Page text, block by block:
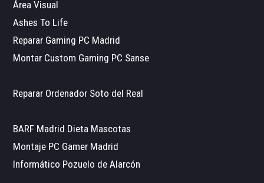
Área Visual
Ashes To Life
Reparar Gaming PC Madrid
Montar Custom Gaming PC Sanse
Reparar Ordenador Soto del Real
BARF Madrid Dieta Mascotas
Montaje PC Gamer Madrid
Informático Pozuelo de Alarcón